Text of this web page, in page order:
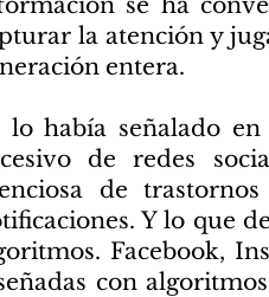
la atención y
entera.
lo había señalado
de redes
de
Y lo que
Facebook,
con